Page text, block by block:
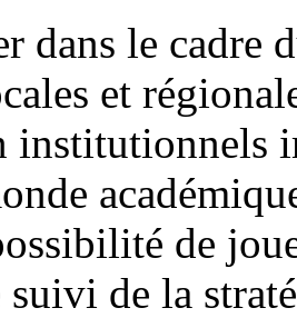
dans le cadre
et
institutionnels
de
de la